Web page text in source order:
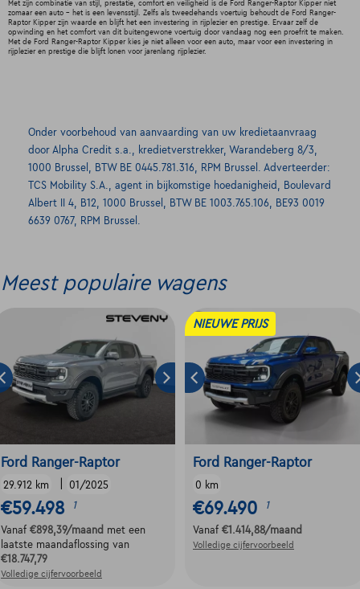
Met zijn combinatie van stijl, prestatie, comfort en veiligheid is de Ford Ranger-Raptor Kipper niet
zomaar een auto - het is een levensstijl. Zelfs als tweedehands voertuig behoudt de Ford Ranger-
Raptor Kipper zijn waarde en blijft het een investering in rijplezier en prestige. Ervaar zelf de
opwinding en het comfort van dit buitengewone voertuig door vandaag nog een proefrit te maken.
Met de Ford Ranger-Raptor Kipper kies je niet alleen voor een auto, maar voor een investering in
rijplezier en prestige die blijft lonen voor jarenlang rijplezier.
Onder voorbehoud van aanvaarding van uw kredietaanvraag
door Alpha Credit s.a., kredietverstrekker, Warandeberg 8/3,
1000 Brussel, BTW BE 0445.781.316, RPM Brussel. Adverteerder:
TCS Mobility S.A., agent in bijkomstige hoedanigheid, Boulevard
Albert II 4, B12, 1000 Brussel, BTW BE 1003.765.106, BE93 0019
6639 0767, RPM Brussel.
Meest populaire wagens
Ford Ranger-Raptor
29.912 km 01/2025
€59.498 1
Vanaf €898,39/maand met een
laatste maandaflossing van
€18.747,79
Volledige cijfervoorbeeld
NIEUWE PRIJS
Ford Ranger-Raptor
0 km
€69.490 1
Vanaf €1.414,88/maand
Volledige cijfervoorbeeld